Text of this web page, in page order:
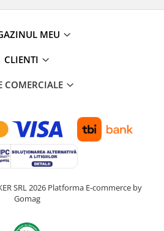
MEU
CLIENTI
COMERCIALE
SRL 2026 Platforma E-commerce by
Gomag